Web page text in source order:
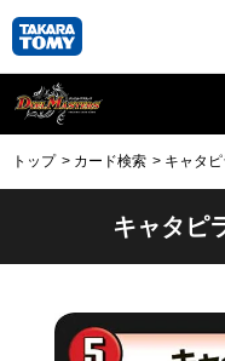
トップ カード検索 キャタ
キャタピ